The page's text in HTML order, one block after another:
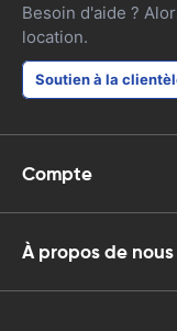
Besoin d'aide ?
location.
Soutien à la
Compte
À propos de nous